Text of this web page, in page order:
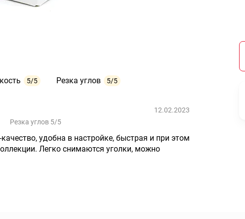
5/5 Резка углов 5/5
12.02.2023
Резка углов 5/5
удобна в настройке, быстрая и при этом
Легко снимаются уголки, можно